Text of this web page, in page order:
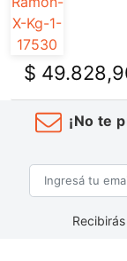
$
¡No te